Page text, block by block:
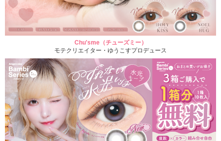
Chu'sme（チューズミー）
モテクリエイター・ゆうこすプロデュース